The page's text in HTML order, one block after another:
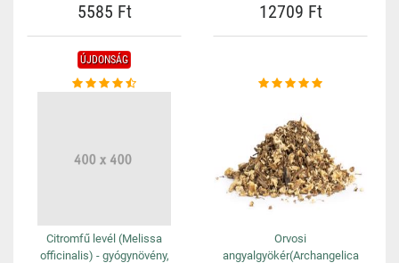
5585 Ft 12709 Ft
ÚJDONSÁG
Citromfű levél (Melissa
officinalis) - gyógynövény,
Orvosi
angyalgyökér(Archangelica